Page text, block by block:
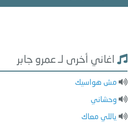
اغاني أخرى لـ عمرو جابر
مش هواسيك
وحشاني
ياللي معاك